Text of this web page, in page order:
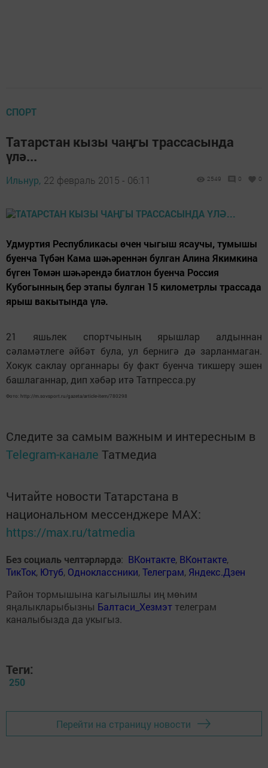
СПОРТ
Татарстан кызы чаӊгы трассасында
үлә...
Ильнур, 22 февраль 2015 - 06:11 2549 0 0
Удмуртия Республикасы өчен чыгыш ясаучы, тумышы
буенча Түбән Кама шәһәреннән булган Алина Якимкина
бүген Төмән шәһәрендә биатлон буенча Россия
Кубогынныӊ бер этапы булган 15 километрлы трассада
ярыш вакытында үлә.
21 яшьлек спортчыныӊ ярышлар алдыннан
сәламәтлеге әйбәт була, ул бернигә дә зарланмаган.
Хокук саклау органнары бу факт буенча тикшерү эшен
башлаганнар, дип хәбәр итә Татпресса.ру
Фото: http://m.sovsport.ru/gazeta/article-item/780298
Следите за самым важным и интересным в
Telegram-канале Татмедиа
Читайте новости Татарстана в
национальном мессенджере MАХ:
https://max.ru/tatmedia
Без социаль челтәрләрдә: ВКонтакте, ВКонтакте,
ТикТок, Ютуб, Одноклассники,Телеграм, Яндекс.Дзен
Район тормышына кагылышлы иң мөһим
яңалыкларыбызны Балтаси_Хезмэт телеграм
каналыбызда да укыгыз.
Теги:
250
Перейти на страницу новости